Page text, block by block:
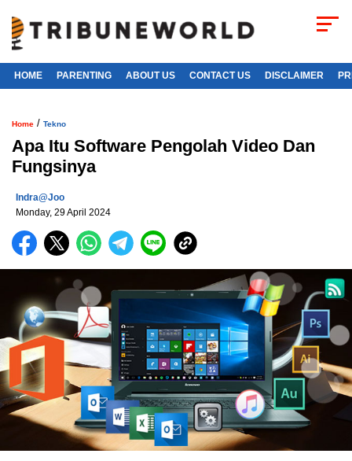
HOME PARENTING ABOUT US CONTACT US DISCLAIMER
Home / Tekno
Apa Itu Software Pengolah Video Dan
Fungsinya
Indra@joo
Monday, 29 April 2024